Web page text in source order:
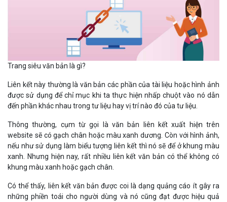
Trang siêu văn bản là gì?
Liên kết này thường là văn bản các phần của tài liệu hoặc hình ảnh
được sử dụng để chỉ mục khi ta thực hiện nhấp chuột vào nó dẫn
đến phần khác nhau trong tư liệu hay vị trí nào đó của tư liệu.
Thông thường, cụm từ gọi là văn bản liên kết xuất hiện trên
website sẽ có gạch chân hoặc màu xanh dương. Còn với hình ảnh,
nếu như sử dụng làm biểu tượng liên kết thì nó sẽ để ở khung màu
xanh. Nhưng hiện nay, rất nhiều liên kết văn bản có thể không có
khung màu xanh hoặc gạch chân.
Có thể thấy, liên kết văn bản được coi là dạng quảng cáo ít gây ra
những phiền toái cho người dùng và nó cũng đạt được hiệu quả